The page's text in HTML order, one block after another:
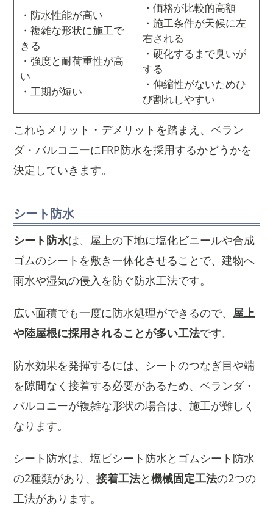
・防水性能が高い
・複雑な形状に施工で
きる
・強度と耐荷重性が高
い
・工期が短い
・価格が比較的高額
・施工条件が天候に左
右される
・硬化するまで臭いが
する
・伸縮性がないためひ
び割れしやすい
これらメリット・デメリットを踏まえ、ベラン
ダ・バルコニーにFRP防水を採用するかどうかを
決定していきます。
シート防水
シート防水は、屋上の下地に塩化ビニールや合成
ゴムのシートを敷き一体化させることで、建物へ
雨水や湿気の侵入を防ぐ防水工法です。
広い面積でも一度に防水処理ができるので、 屋上
や陸屋根に採用されることが多い工法です。
防水効果を発揮するには、シートのつなぎ目や端
を隙間なく接着する必要があるため、ベランダ・
バルコニーが複雑な形状の場合は、施工が難しく
なります。
シート防水は、塩ビシート防水とゴムシート防水
の2種類があり、 接着工法と機械固定工法の2つの
工法があります。